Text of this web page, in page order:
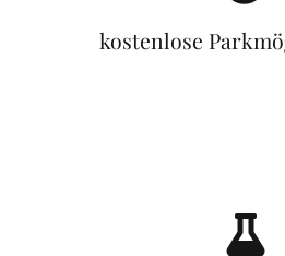
kostenlose